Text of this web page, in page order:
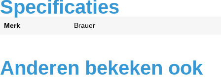
Specificaties
Merk Brauer
Anderen bekeken ook